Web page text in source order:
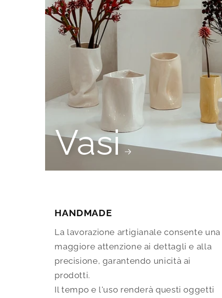
Vasi
HANDMADE
La lavorazione artigianale consente una
maggiore attenzione ai dettagli e alla
precisione, garantendo unicità ai
prodotti.
Il tempo e l'uso renderà questi oggetti